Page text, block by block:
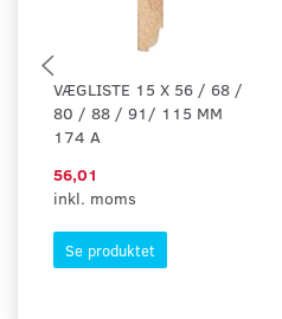
VÆGLISTE 15 X 56 / 68 /
80 / 88 / 91/ 115 MM
174 A
56,01
inkl. moms
Se produktet